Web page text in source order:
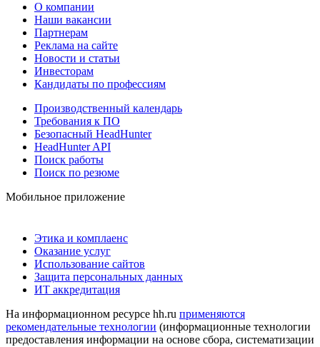
О компании
Наши вакансии
Партнерам
Реклама на сайте
Новости и статьи
Инвесторам
Кандидаты по профессиям
Производственный календарь
Требования к ПО
Безопасный HeadHunter
HeadHunter API
Поиск работы
Поиск по резюме
Мобильное приложение
Этика и комплаенс
Оказание услуг
Использование сайтов
Защита персональных данных
ИТ аккредитация
На информационном ресурсе hh.ru применяются
рекомендательные технологии (информационные технологии
предоставления информации на основе сбора, систематизации